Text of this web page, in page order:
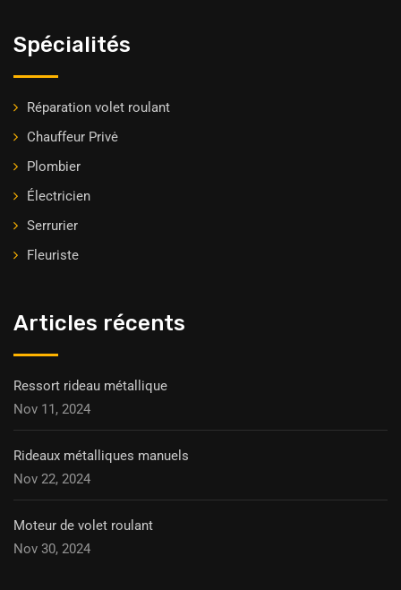
Spécialités
Réparation volet roulant
Chauffeur Privė
Plombier
Électricien
Serrurier
Fleuriste
Articles récents
Ressort rideau métallique
Nov 11, 2024
Rideaux métalliques manuels
Nov 22, 2024
Moteur de volet roulant
Nov 30, 2024